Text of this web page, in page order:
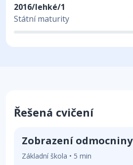
2016/lehké/1
Státní maturity
Řešená cvičení
Zobrazení odmocniny
Základní škola • 5 min